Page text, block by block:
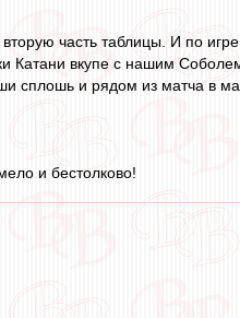
часть таблицы. И по игре
Катани вкупе с нашим
сплошь и рядом из матча в
и бестолково!